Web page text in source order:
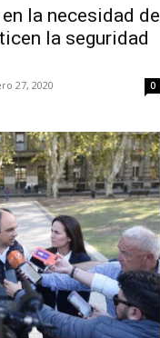
la necesidad de
la seguridad
27, 2020 0